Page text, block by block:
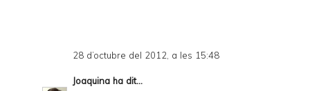
28 d’octubre del 2012, a les 15:48
Joaquina ha dit...